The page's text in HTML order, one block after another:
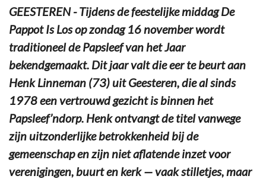
GEESTEREN - Tijdens de feestelijke middag De
Pappot Is Los op zondag 16 november wordt
traditioneel de Papsleef van het Jaar
bekendgemaakt. Dit jaar valt die eer te beurt aan
Henk Linneman (73) uit Geesteren, die al sinds
1978 een vertrouwd gezicht is binnen het
Papsleef’ndorp. Henk ontvangt de titel vanwege
zijn uitzonderlijke betrokkenheid bij de
gemeenschap en zijn niet aflatende inzet voor
verenigingen, buurt en kerk — vaak stilletjes, maar